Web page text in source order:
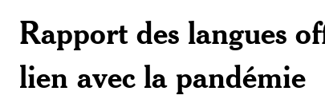
Rapport des langues
lien avec la pandémie